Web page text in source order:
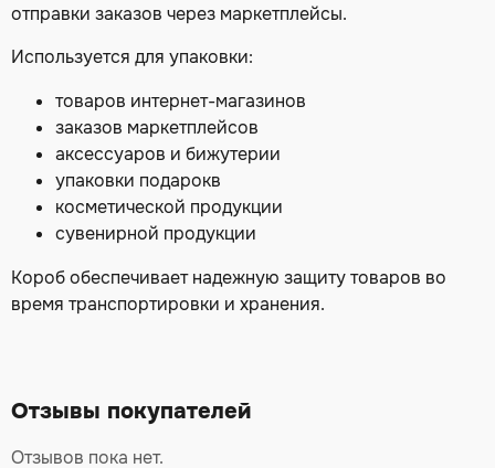
отправки заказов через маркетплейсы.
Используется для упаковки:
товаров интернет-магазинов
заказов маркетплейсов
аксессуаров и бижутерии
упаковки подарокв
косметической продукции
сувенирной продукции
Короб обеспечивает надежную защиту товаров во
время транспортировки и хранения.
Отзывы покупателей
Отзывов пока нет.